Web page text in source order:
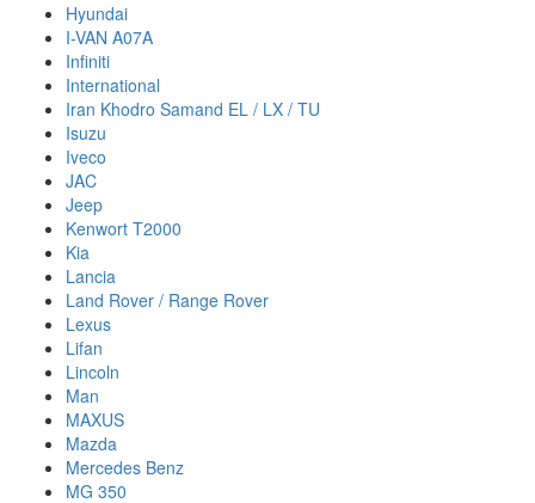
Hyundai
I-VAN A07A
Infiniti
International
Iran Khodro Samand EL / LX / TU
Isuzu
Iveco
JAC
Jeep
Kenwort T2000
Kia
Lancia
Land Rover / Range Rover
Lexus
Lifan
Lincoln
Man
MAXUS
Mazda
Mercedes Benz
MG 350